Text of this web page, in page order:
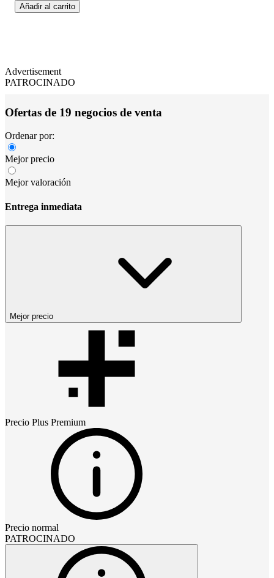
Añadir al carrito
Advertisement
PATROCINADO
Ofertas de 19 negocios de venta
Ordenar por:
Mejor precio
Mejor valoración
Entrega inmediata
Mejor precio
Precio Plus Premium
Precio normal
PATROCINADO